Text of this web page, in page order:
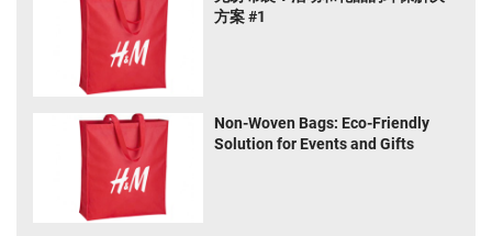
方案 #1
Non-Woven Bags: Eco-Friendly
Solution for Events and Gifts